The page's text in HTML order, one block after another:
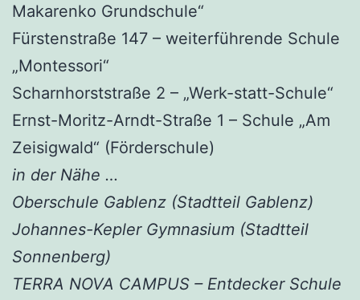
Makarenko Grundschule“
Fürstenstraße 147 – weiterführende Schule
„Montessori“
Scharnhorststraße 2 – „Werk-statt-Schule“
Ernst-Moritz-Arndt-Straße 1 – Schule „Am
Zeisigwald“ (Förderschule)
in der Nähe …
Oberschule Gablenz (Stadtteil Gablenz)
Johannes-Kepler Gymnasium (Stadtteil
Sonnenberg)
TERRA NOVA CAMPUS – Entdecker Schule